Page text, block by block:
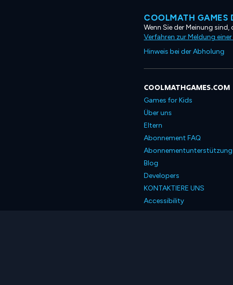
COOLMATH GAMES
Wenn Sie der Meinung
Verfahren zur Meldung
Hinweis bei der Abholung
COOLMATHGAMES.COM
Games for Kids
Über uns
Eltern
Abonnement FAQ
Abonnementunterstützung
Blog
Developers
KONTAKTIERE UNS
Accessibility